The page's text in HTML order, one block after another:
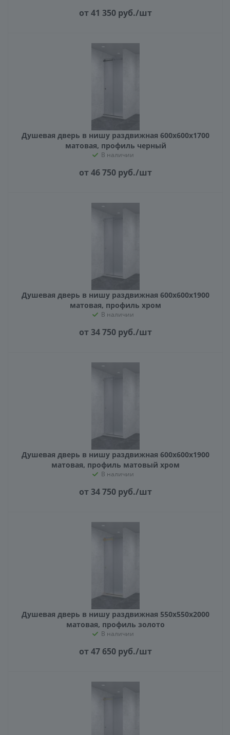
от 41 350 руб./шт
Душевая дверь в нишу раздвижная 600х600х1700
матовая, профиль черный
В наличии
от 46 750 руб./шт
Душевая дверь в нишу раздвижная 600х600х1900
матовая, профиль хром
В наличии
от 34 750 руб./шт
Душевая дверь в нишу раздвижная 600х600х1900
матовая, профиль матовый хром
В наличии
от 34 750 руб./шт
Душевая дверь в нишу раздвижная 550х550х2000
матовая, профиль золото
В наличии
от 47 650 руб./шт